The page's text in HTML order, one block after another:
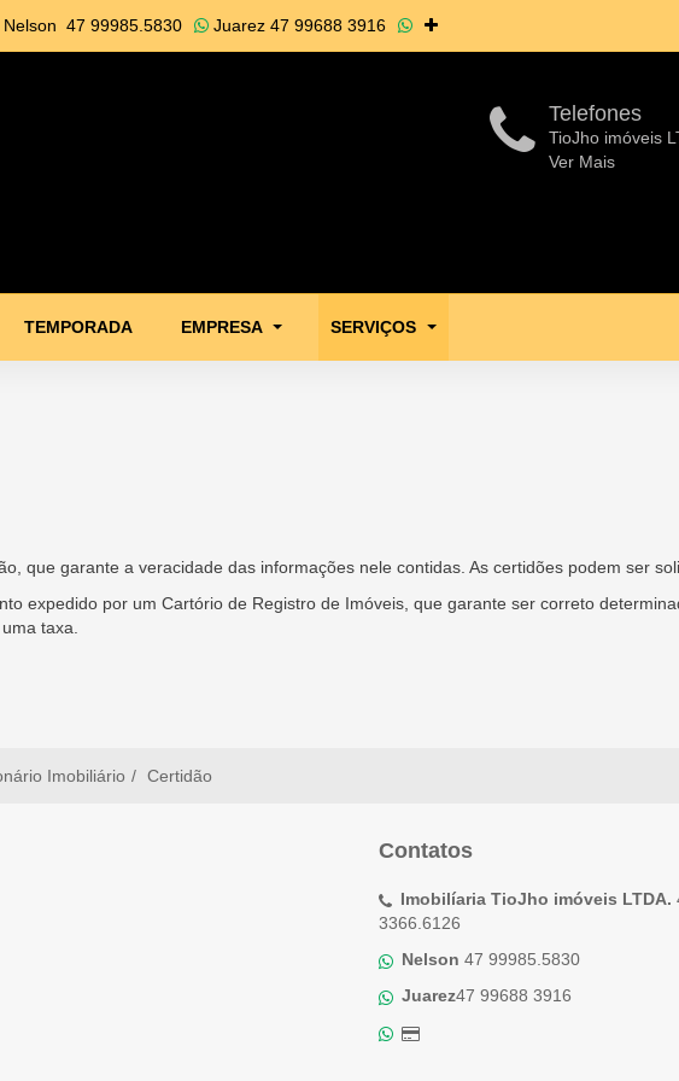
Nelson 47 99985.5830 Juarez 47 99688 3916
Telefones
TioJho imóveis
Ver Mais
TEMPORADA EMPRESA SERVIÇOS
que garante a veracidade das informações nele contidas. As certidões podem ser
expedido por um Cartório de Registro de Imóveis, que garante ser correto
taxa.
Imobiliário Certidão
Contatos
Imobilíaria TioJho imóveis LTDA.
3366.6126
Nelson 47 99985.5830
Juarez47 99688 3916